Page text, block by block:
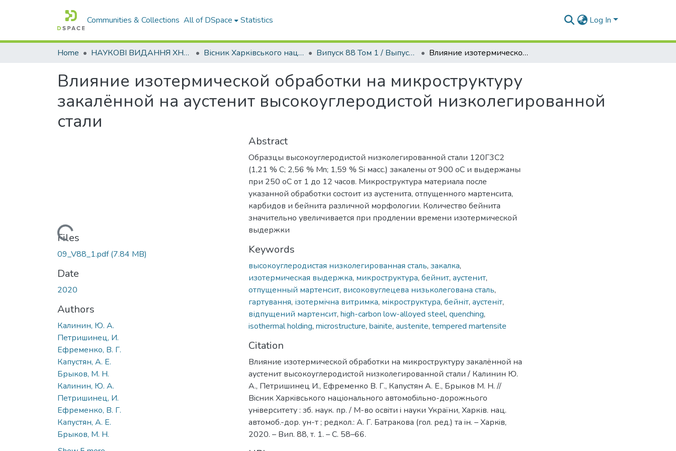
Communities & Collections All of DSpace Statistics Log In
Home НАУКОВІ ВИДАННЯ ХНАДУ Вісник Харківського національного автомобільно-дорожнього університету / Вестник Харьковского национального автомобильно-дорожного университета Випуск 88 Том 1 / Выпуск 88 Том 1 Влияние изотермической обработки на микроструктуру закалённой на аустенит высокоуглеродистой низколегированной стали
Влияние изотермической обработки на микроструктуру
закалённой на аустенит высокоуглеродистой низколегированной
стали
Loading...
Files
09_V88_1.pdf(7.84 MB)
Date
2020
Authors
Калинин, Ю. А.
Петришинец, И.
Ефременко, В. Г.
Капустян, А. Е.
Брыков, М. Н.
Калинин, Ю. А.
Петришинец, И.
Ефременко, В. Г.
Капустян, А. Е.
Брыков, М. Н.
Abstract
Образцы высокоуглеродистой низколегированной стали 120Г3С2
(1,21 % C; 2,56 % Mn; 1,59 % Si масс.) закалены от 900 оС и выдержаны
при 250 оС от 1 до 12 часов. Микроструктура материала после
указанной обработки состоит из аустенита, отпущенного мартенсита,
карбидов и бейнита различной морфологии. Количество бейнита
значительно увеличивается при продлении времени изотермической
выдержки
Keywords
высокоуглеродистая низколегированная сталь, закалка,
изотермическая выдержка, микроструктура, бейнит, аустенит,
отпущенный мартенсит, високовуглецева низьколегована сталь,
гартування, ізотермічна витримка, мікроструктура, бейніт, аустеніт,
відпущений мартенсит, high-carbon low-alloyed steel, quenching,
isothermal holding, microstructure, bainite, austenite, tempered martensite
Citation
Влияние изотермической обработки на микроструктуру закалённой на
аустенит высокоуглеродистой низколегированной стали / Калинин Ю.
А., Петришинец И., Ефременко В. Г., Капустян А. Е., Брыков М. Н. //
Вiсник Харкiвського нацiонального автомобiльно-дорожнього
унiверситету : зб. наук. пр. / М-во освiти i науки України, Харків. нац.
автомоб.-дор. ун-т ; редкол.: А. Г. Батракова (гол. ред.) та iн. – Харкiв,
2020. – Вип. 88, т. 1. – С. 58–66.